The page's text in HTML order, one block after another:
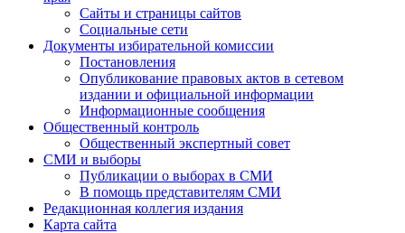
Сайты и страницы сайтов
Социальные сети
Документы избирательной комиссии
Постановления
Опубликование правовых актов в сетевом
издании и официальной информации
Информационные сообщения
Общественный контроль
Общественный экспертный совет
СМИ и выборы
Публикации о выборах в СМИ
В помощь представителям СМИ
Редакционная коллегия издания
Карта сайта